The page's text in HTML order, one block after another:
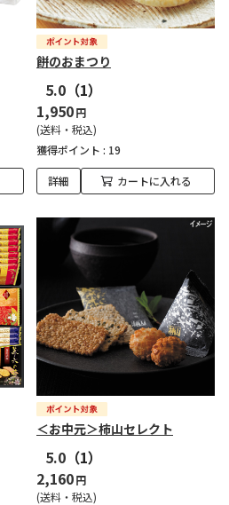
餅のおまつり
5.0 （1）
1,950円
(送料・税込)
獲得ポイント : 19
詳細 カートに入れる
＜お中元＞柿山セレクト
5.0 （1）
2,160円
(送料・税込)